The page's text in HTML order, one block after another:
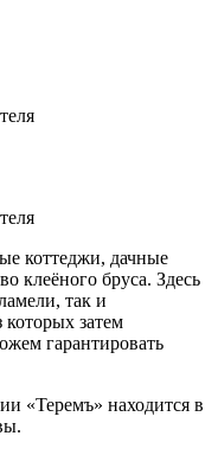
коттеджи, дачные
клеёного бруса. Здесь
так и
затем
гарантировать
«Теремъ» находится в